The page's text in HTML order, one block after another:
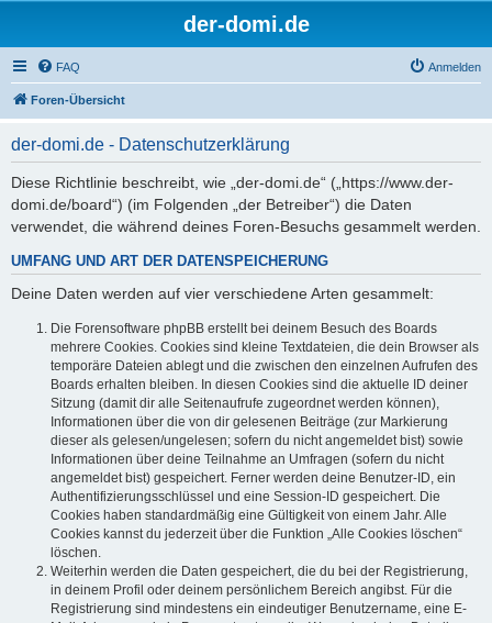
der-domi.de
FAQ Anmelden
Foren-Übersicht
der-domi.de - Datenschutzerklärung
Diese Richtlinie beschreibt, wie „der-domi.de“ („https://www.der-
domi.de/board“) (im Folgenden „der Betreiber“) die Daten
verwendet, die während deines Foren-Besuchs gesammelt werden.
UMFANG UND ART DER DATENSPEICHERUNG
Deine Daten werden auf vier verschiedene Arten gesammelt:
Die Forensoftware phpBB erstellt bei deinem Besuch des Boards
mehrere Cookies. Cookies sind kleine Textdateien, die dein Browser als
temporäre Dateien ablegt und die zwischen den einzelnen Aufrufen des
Boards erhalten bleiben. In diesen Cookies sind die aktuelle ID deiner
Sitzung (damit dir alle Seitenaufrufe zugeordnet werden können),
Informationen über die von dir gelesenen Beiträge (zur Markierung
dieser als gelesen/ungelesen; sofern du nicht angemeldet bist) sowie
Informationen über deine Teilnahme an Umfragen (sofern du nicht
angemeldet bist) gespeichert. Ferner werden deine Benutzer-ID, ein
Authentifizierungsschlüssel und eine Session-ID gespeichert. Die
Cookies haben standardmäßig eine Gültigkeit von einem Jahr. Alle
Cookies kannst du jederzeit über die Funktion „Alle Cookies löschen“
löschen.
Weiterhin werden die Daten gespeichert, die du bei der Registrierung,
in deinem Profil oder deinem persönlichem Bereich angibst. Für die
Registrierung sind mindestens ein eindeutiger Benutzername, eine E-